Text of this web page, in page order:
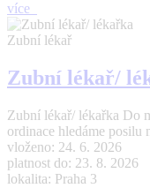
více
Zubní lékař
Zubní lékař/
Zubní lékař/ lékařka Do
ordinace hledáme posilu
vloženo: 24. 6. 2026
platnost do: 23. 8. 2026
lokalita: Praha 3